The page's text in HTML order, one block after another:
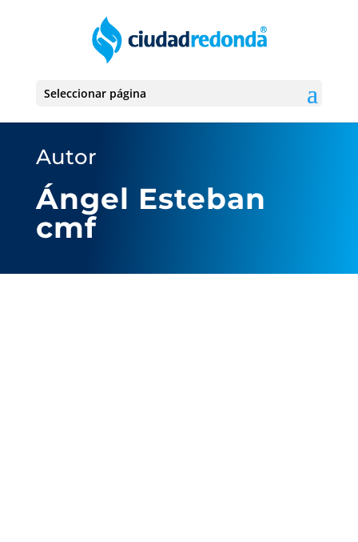
Seleccionar página
Autor
Ángel Esteban
cmf